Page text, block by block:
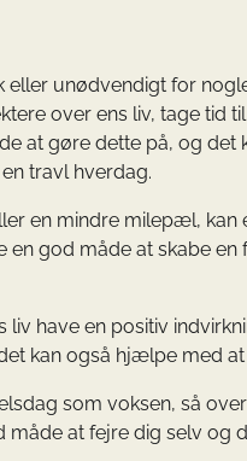
unødvendigt for
over ens liv, tage tid
at gøre dette på, og
travl hverdag.
en mindre milepæl,
god måde at skabe
have en positiv
kan også hjælpe med
som voksen, så
at fejre dig selv og